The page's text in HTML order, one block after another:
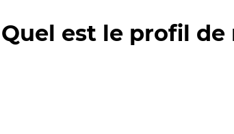
Quel est le profil